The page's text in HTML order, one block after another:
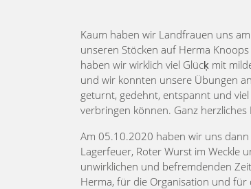
Kaum haben wir Landfrauen uns
unseren Stöcken auf Herma
haben wir wirklich viel Glücķ mit
und wir konnten unsere Übungen
geturnt, gedehnt, entspannt und
verbringen können. Ganz herzliches
Am 05.10.2020 haben wir uns
Lagerfeuer, Roter Wurst im Weckle
unwirklichen und befremdenden
Herma, für die Organisation und für